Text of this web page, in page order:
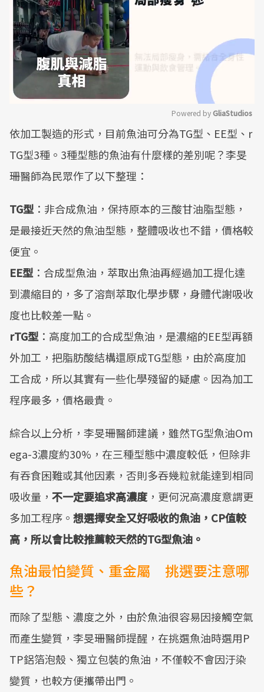
Mute
Powered by GliaStudios
依加工製造的形式，目前魚油可分為TG型、EE型、r
TG型3種。3種型態的魚油有什麼樣的差別呢？李旻
珊醫師為民眾作了以下整理：
TG型：非合成魚油，保持原本的三酸甘油脂型態，
是最接近天然的魚油型態，整體吸收也不錯，價格較
便宜。
EE型：合成型魚油，萃取出魚油再經過加工提化達
到濃縮目的，多了溶劑萃取化學步驟，身體代謝吸收
度也比較差一點。
rTG型：高度加工的合成型魚油，是濃縮的EE型再額
外加工，把脂肪酸結構還原成TG型態，由於高度加
工合成，所以其實有一些化學殘留的疑慮。因為加工
程序最多，價格最貴。
綜合以上分析，李旻珊醫師建議，雖然TG型魚油Om
ega-3濃度約30%，在三種型態中濃度較低，但除非
有吞食困難或其他因素，否則多吞幾粒就能達到相同
吸收量， 不一定要追求高濃度 ，更何況高濃度意謂更
多加工程序。 想選擇安全又好吸收的魚油，CP值較
高，所以會比較推薦較天然的TG型魚油。
魚油最怕變質、重金屬 挑選要注意哪
些？
而除了型態、濃度之外，由於魚油很容易因接觸空氣
而產生變質，李旻珊醫師提醒，在挑選魚油時選用P
TP鋁箔泡殼、獨立包裝的魚油，不僅較不會因汙染
變質，也較方便攜帶出門。